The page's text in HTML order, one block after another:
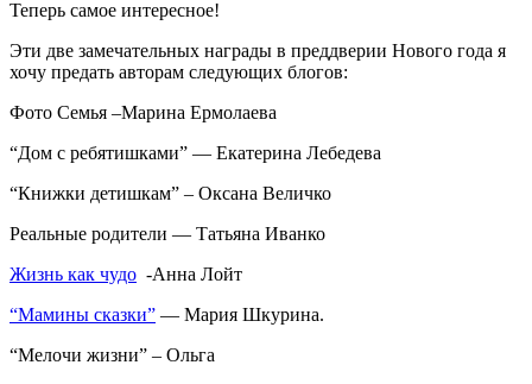
Теперь самое интересное!
Эти две замечательных награды в преддверии Нового года я
хочу предать авторам следующих блогов:
Фото Семья –Марина Ермолаева
“Дом с ребятишками” — Екатерина Лебедева
“Книжки детишкам” – Оксана Величко
Реальные родители — Татьяна Иванко
Жизнь как чудо -Анна Лойт
“Мамины сказки” — Мария Шкурина.
“Мелочи жизни” – Ольга